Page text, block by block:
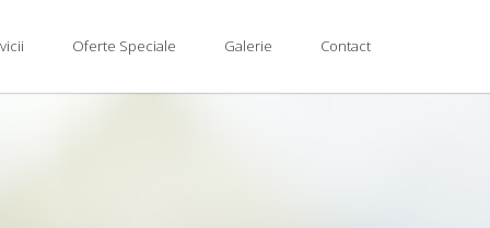
Oferte Speciale Galerie Contact